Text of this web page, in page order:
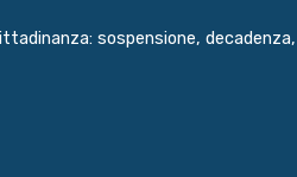
sospensione, decadenza,